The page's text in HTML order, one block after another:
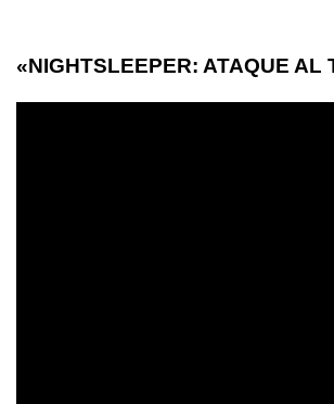
«NIGHTSLEEPER: ATAQUE AL